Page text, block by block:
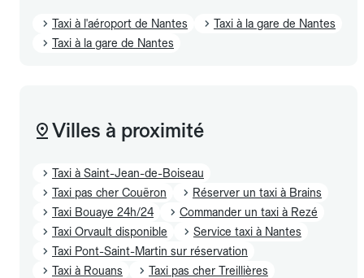
Taxi à l'aéroport de Nantes
Taxi à la gare de Nantes
Taxi à la gare de Nantes
Villes à proximité
Taxi à Saint-Jean-de-Boiseau
Taxi pas cher Couëron
Réserver un taxi à Brains
Taxi Bouaye 24h/24
Commander un taxi à Rezé
Taxi Orvault disponible
Service taxi à Nantes
Taxi Pont-Saint-Martin sur réservation
Taxi à Rouans
Taxi pas cher Treillières